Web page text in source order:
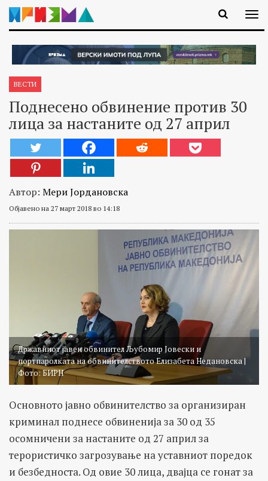
ВЕСТИ
Поднесено обвинение против 30
лица за настаните од 27 април
Автор: Мери Јордановска
Објавено на 27 март 2018 во 14:18
Државниот јавен обвинител Љубомир Јовески и
портпаролката на обвинителството Елизабета Недановска |
Фото: БИРН
Основното јавно обвинителство за организиран
криминал поднесе обвиненија за 30 од 35
осомничени за настаните од 27 април за
терористичко загрозување на уставниот поредок
и безбедноста. Од овие 30 лица, двајца се гонат за